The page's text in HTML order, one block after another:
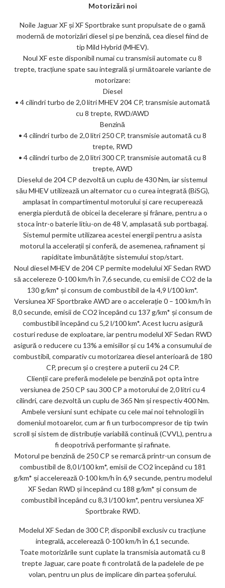
Motorizări noi
Noile Jaguar XF și XF Sportbrake sunt propulsate de o gamă
modernă de motorizări diesel și pe benzină, cea diesel fiind de
tip Mild Hybrid (MHEV).
Noul XF este disponibil numai cu transmisii automate cu 8
trepte, tracțiune spate sau integrală și următoarele variante de
motorizare:
Diesel
• 4 cilindri turbo de 2,0 litri MHEV 204 CP, transmisie automată
cu 8 trepte, RWD/AWD
Benzină
• 4 cilindri turbo de 2,0 litri 250 CP, transmisie automată cu 8
trepte, RWD
• 4 cilindri turbo de 2,0 litri 300 CP, transmisie automată cu 8
trepte, AWD
Dieselul de 204 CP dezvoltă un cuplu de 430 Nm, iar sistemul
său MHEV utilizează un alternator cu o curea integrată (BiSG),
amplasat în compartimentul motorului și care recuperează
energia pierdută de obicei la decelerare și frânare, pentru a o
stoca într-o baterie litiu-on de 48 V, amplasată sub portbagaj.
Sistemul permite utilizarea acestei energii pentru a asista
motorul la accelerații și conferă, de asemenea, rafinament și
rapiditate îmbunătățite sistemului stop/start.
Noul diesel MHEV de 204 CP permite modelului XF Sedan RWD
să accelereze 0-100 km/h în 7,6 secunde, cu emisii de CO2 de la
130 g/km* și consum de combustibil de la 4,9 l/100 km*.
Versiunea XF Sportbrake AWD are o accelerație 0 – 100 km/h în
8,0 secunde, emisii de CO2 începând cu 137 g/km* și consum de
combustibil începând cu 5,2 l/100 km*. Acest lucru asigură
costuri reduse de exploatare, iar pentru modelul XF Sedan RWD
asigură o reducere cu 13% a emisiilor și cu 14% a consumului de
combustibil, comparativ cu motorizarea diesel anterioară de 180
CP, precum și o creștere a puterii cu 24 CP.
Clienții care preferă modelele pe benzină pot opta între
versiunea de 250 CP sau 300 CP a motorului de 2,0 litri cu 4
cilindri, care dezvoltă un cuplu de 365 Nm și respectiv 400 Nm.
Ambele versiuni sunt echipate cu cele mai noi tehnologii în
domeniul motoarelor, cum ar fi un turbocompresor de tip twin
scroll și sistem de distribuție variabilă continuă (CVVL), pentru a
fi deopotrivă performante și rafinate.
Motorul pe benzină de 250 CP se remarcă printr-un consum de
combustibil de 8,0 l/100 km*, emisii de CO2 începând cu 181
g/km* și accelerează 0-100 km/h în 6,9 secunde, pentru modelul
XF Sedan RWD și începând cu 188 g/km* și consum de
combustibil începând cu 8,3 l/100 km*, pentru versiunea XF
Sportbrake RWD.
Modelul XF Sedan de 300 CP, disponibil exclusiv cu tracțiune
integrală, accelerează 0-100 km/h în 6,1 secunde.
Toate motorizările sunt cuplate la transmisia automată cu 8
trepte Jaguar, care poate fi controlată de la padelele de pe
volan, pentru un plus de implicare din partea șoferului.